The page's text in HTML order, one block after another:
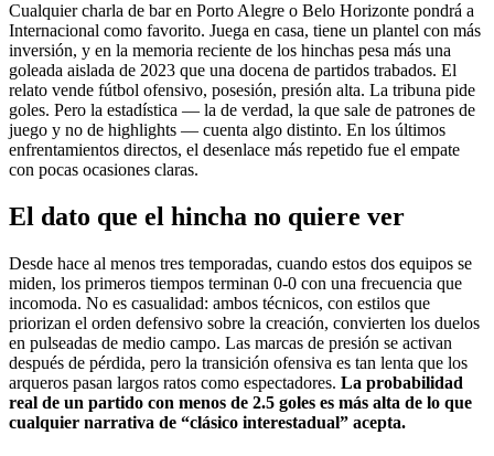
Cualquier charla de bar en Porto Alegre o Belo Horizonte pondrá a
Internacional como favorito. Juega en casa, tiene un plantel con más
inversión, y en la memoria reciente de los hinchas pesa más una
goleada aislada de 2023 que una docena de partidos trabados. El
relato vende fútbol ofensivo, posesión, presión alta. La tribuna pide
goles. Pero la estadística — la de verdad, la que sale de patrones de
juego y no de highlights — cuenta algo distinto. En los últimos
enfrentamientos directos, el desenlace más repetido fue el empate
con pocas ocasiones claras.
El dato que el hincha no quiere ver
Desde hace al menos tres temporadas, cuando estos dos equipos se
miden, los primeros tiempos terminan 0-0 con una frecuencia que
incomoda. No es casualidad: ambos técnicos, con estilos que
priorizan el orden defensivo sobre la creación, convierten los duelos
en pulseadas de medio campo. Las marcas de presión se activan
después de pérdida, pero la transición ofensiva es tan lenta que los
arqueros pasan largos ratos como espectadores. La probabilidad
real de un partido con menos de 2.5 goles es más alta de lo que
cualquier narrativa de “clásico interestadual” acepta.